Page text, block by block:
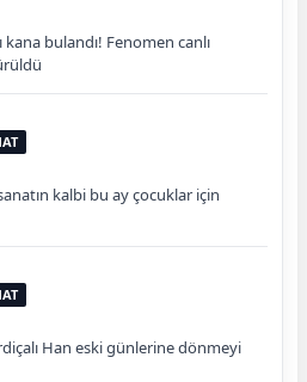
kana bulandı! Fenomen canlı
kalbi bu ay çocuklar için
Han eski günlerine dönmeyi